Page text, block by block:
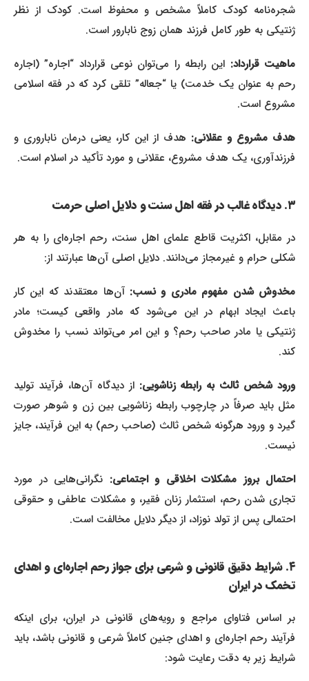
شجره‌نامه کودک کاملاً مشخص و محفوظ است. کودک از نظر
ژنتیکی به طور کامل فرزند همان زوج نابارور است.
ماهیت قرارداد:این رابطه را می‌توان نوعی قرارداد “اجاره” (اجاره
رحم به عنوان یک خدمت) یا “جعاله” تلقی کرد که در فقه اسلامی
مشروع است.
هدف مشروع و عقلانی:هدف از این کار، یعنی درمان ناباروری و
فرزندآوری، یک هدف مشروع، عقلانی و مورد تأکید در اسلام است.
در مقابل، اکثریت قاطع علمای اهل سنت، رحم اجاره‌ای را به هر
شکلی حرام و غیرمجاز می‌دانند. دلایل اصلی آن‌ها عبارتند از:
مخدوش شدن مفهوم مادری و نسب:آن‌ها معتقدند که این کار
باعث ایجاد ابهام در این می‌شود که مادر واقعی کیست؛ مادر
ژنتیکی یا مادر صاحب رحم؟ و این امر می‌تواند نسب را مخدوش
کند.
ورود شخص ثالث به رابطه زناشویی:از دیدگاه آن‌ها، فرآیند تولید
مثل باید صرفاً در چارچوب رابطه زناشویی بین زن و شوهر صورت
گیرد و ورود هرگونه شخص ثالث (صاحب رحم) به این فرآیند، جایز
نیست.
احتمال بروز مشکلات اخلاقی و اجتماعی:نگرانی‌هایی در مورد
تجاری شدن رحم، استثمار زنان فقیر، و مشکلات عاطفی و حقوقی
احتمالی پس از تولد نوزاد، از دیگر دلایل مخالفت است.
۴. شرایط دقیق قانونی و شرعی برای جواز رحم اجاره‌ای و اهدای
تخمک در ایران
بر اساس فتاوای مراجع و رویه‌های قانونی در ایران، برای اینکه
فرآیند رحم اجاره‌ای و اهدای جنین کاملاً شرعی و قانونی باشد، باید
شرایط زیر به دقت رعایت شود: